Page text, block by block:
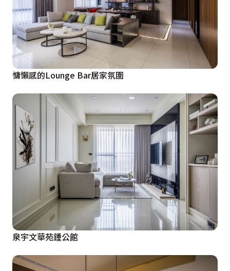
慵懶感的Lounge Bar居家氛圍
泉宇文華苑鍾公館